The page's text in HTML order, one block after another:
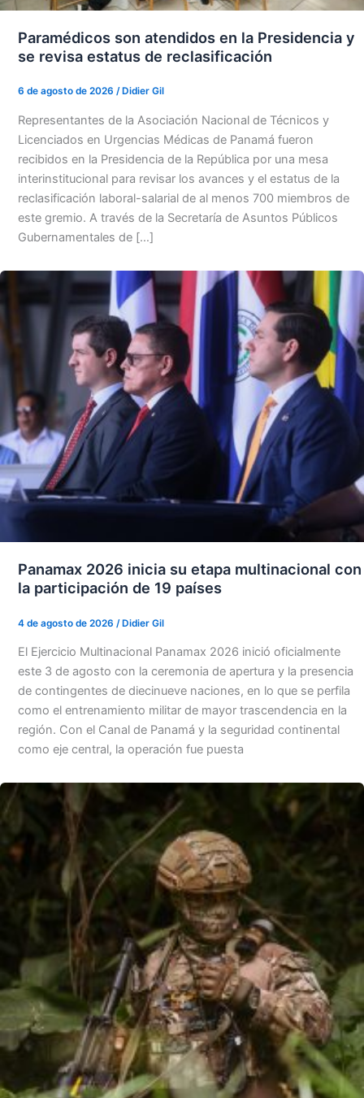
Paramédicos son atendidos en la Presidencia y
se revisa estatus de reclasificación
6 de agosto de 2026 / Didier Gil
Representantes de la Asociación Nacional de Técnicos y
Licenciados en Urgencias Médicas de Panamá fueron
recibidos en la Presidencia de la República por una mesa
interinstitucional para revisar los avances y el estatus de la
reclasificación laboral-salarial de al menos 700 miembros de
este gremio. A través de la Secretaría de Asuntos Públicos
Gubernamentales de […]
Panamax 2026 inicia su etapa multinacional con
la participación de 19 países
4 de agosto de 2026 /Didier Gil
El Ejercicio Multinacional Panamax 2026 inició oficialmente
este 3 de agosto con la ceremonia de apertura y la presencia
de contingentes de diecinueve naciones, en lo que se perfila
como el entrenamiento militar de mayor trascendencia en la
región. Con el Canal de Panamá y la seguridad continental
como eje central, la operación fue puesta